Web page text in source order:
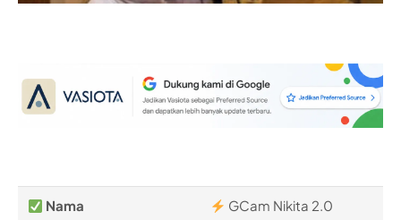
Nama GCam Nikita 2.0